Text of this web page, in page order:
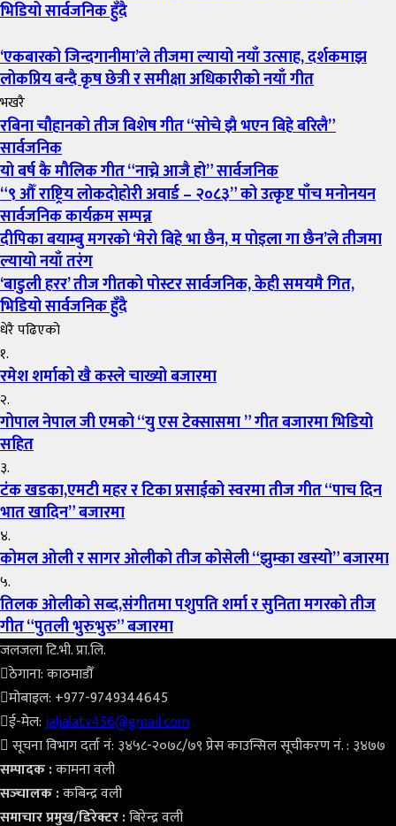
भिडियो सार्वजनिक हुँदै
‘एकबारको जिन्दगानीमा’ले तीजमा ल्यायो नयाँ उत्साह, दर्शकमाझ
लोकप्रिय बन्दै कृष छेत्री र समीक्षा अधिकारीको नयाँ गीत
भखरै
रबिना चौहानको तीज बिशेष गीत “सोचे झै भएन बिहे बरिलै”
सार्वजनिक
यो बर्ष कै मौलिक गीत “नाच्ने आजै हो” सार्वजनिक
“९ औँ राष्ट्रिय लोकदोहोरी अवार्ड – २०८३” को उत्कृष्ट पाँच मनोनयन
सार्वजनिक कार्यक्रम सम्पन्न
दीपिका बयाम्बु मगरको ‘मेरो बिहे भा छैन, म पोइला गा छैन’ले तीजमा
ल्यायो नयाँ तरंग
‘बाडुली हरर’ तीज गीतको पोस्टर सार्वजनिक, केही समयमै गित,
भिडियो सार्वजनिक हुँदै
धेरै पढिएको
१.
रमेश शर्माको खै कस्ले चाख्यो बजारमा
२.
गोपाल नेपाल जी एमको “यु एस टेक्सासमा ” गीत बजारमा भिडियो
सहित
३.
टंक खडका,एमटी महर र टिका प्रसाईको स्वरमा तीज गीत “पाच दिन
भात खादिन” बजारमा
४.
कोमल ओली र सागर ओलीको तीज कोसेली “झुम्का खस्यो” बजारमा
५.
तिलक ओलीको सब्द,संगीतमा पशुपति शर्मा र सुनिता मगरको तीज
गीत “पुतली भुरुभुरु” बजारमा
जलजला टि.भी. प्रा.लि.
ठेगाना: काठमाडौँ
मोबाइल: +977-9749344645
ई-मेल:jaljalatv456@gmail.com
सूचना विभाग दर्ता नं: ३४५८-२०७८/७९ प्रेस काउन्सिल सूचीकरण नं. : ३४७७
सम्पादक :कामना वली
सञ्‍चालक :कबिन्द्र वली
समाचार प्रमुख/डिरेक्टर :बिरेन्द्र वली